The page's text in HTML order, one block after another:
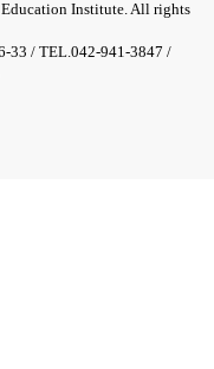
Institute. All rights
/ TEL.042-941-3847 /